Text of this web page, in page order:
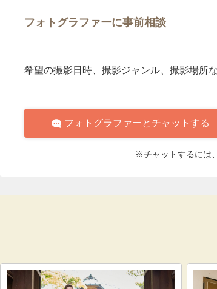
フォトグラファーに事前相談
希望の撮影日時、撮影ジャンル、撮影場所
フォトグラファーとチャットする
※チャットするには